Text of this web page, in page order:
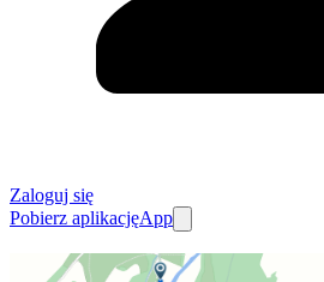
Zaloguj się
Pobierz aplikacjęApp